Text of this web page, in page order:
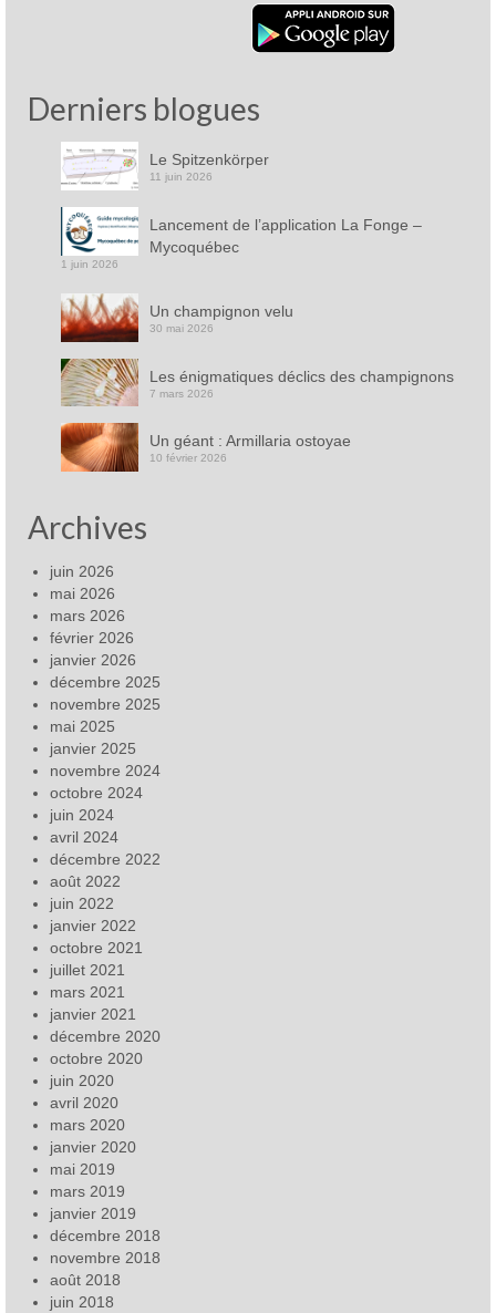
Derniers blogues
Le Spitzenkörper
11 juin 2026
Lancement de l’application La Fonge –
Mycoquébec
1 juin 2026
Un champignon velu
30 mai 2026
Les énigmatiques déclics des champignons
7 mars 2026
Un géant : Armillaria ostoyae
10 février 2026
Archives
juin 2026
mai 2026
mars 2026
février 2026
janvier 2026
décembre 2025
novembre 2025
mai 2025
janvier 2025
novembre 2024
octobre 2024
juin 2024
avril 2024
décembre 2022
août 2022
juin 2022
janvier 2022
octobre 2021
juillet 2021
mars 2021
janvier 2021
décembre 2020
octobre 2020
juin 2020
avril 2020
mars 2020
janvier 2020
mai 2019
mars 2019
janvier 2019
décembre 2018
novembre 2018
août 2018
juin 2018